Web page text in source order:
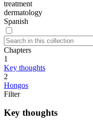
treatment
dermatology
Spanish
Chapters
1
Key thoughts
2
Hongos
Filter
Key thoughts